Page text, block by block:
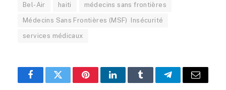
Bel-Air haiti médecins sans frontières
Médecins Sans Frontières (MSF) Insécurité
services médicaux
FacebookTwitterPinterestLinkedInTumblrTelegramEmail